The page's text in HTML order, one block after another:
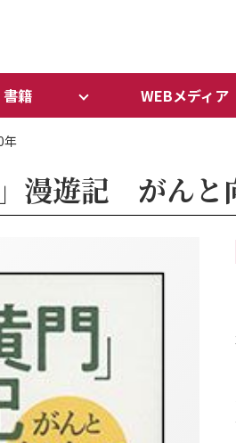
書籍 WEBメディア
年
漫遊記 がんと